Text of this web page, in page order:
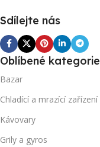
Sdílejte nás
Oblíbené kategorie
Bazar
Chladící a mrazící zařízení
Kávovary
Grily a gyros